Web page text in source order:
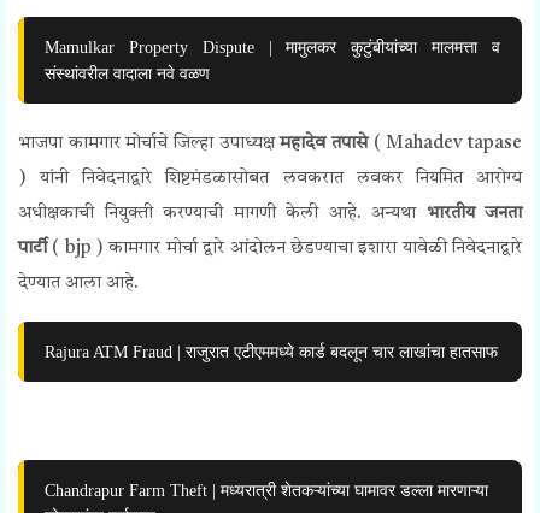
Mamulkar Property Dispute | मामुलकर कुटुंबीयांच्या मालमत्ता व
संस्थांवरील वादाला नवे वळण
भाजपा कामगार मोर्चाचे जिल्हा उपाध्यक्षमहादेव तपासे( Mahadev tapase
)यांनी निवेदनाद्वारे शिष्टमंडळासोबत लवकरात लवकर नियमित आरोग्य
अधीक्षकाची नियुक्ती करण्याची मागणी केली आहे. अन्यथा भारतीय जनता
पार्टी( bjp ) कामगार मोर्चा द्वारे आंदोलन छेडण्याचा इशारा यावेळी निवेदनाद्वारे
देण्यात आला आहे.
Rajura ATM Fraud | राजुरात एटीएममध्ये कार्ड बदलून चार लाखांचा हातसाफ
Chandrapur Farm Theft | मध्यरात्री शेतकऱ्यांच्या घामावर डल्ला मारणाऱ्या